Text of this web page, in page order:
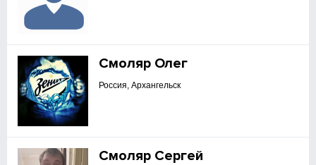
Смоляр Олег
Россия, Архангельск
Смоляр Сергей